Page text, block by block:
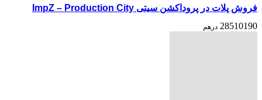
فروش پلات در پروداکشن سیتی ImpZ – Production City
28510190 درهم